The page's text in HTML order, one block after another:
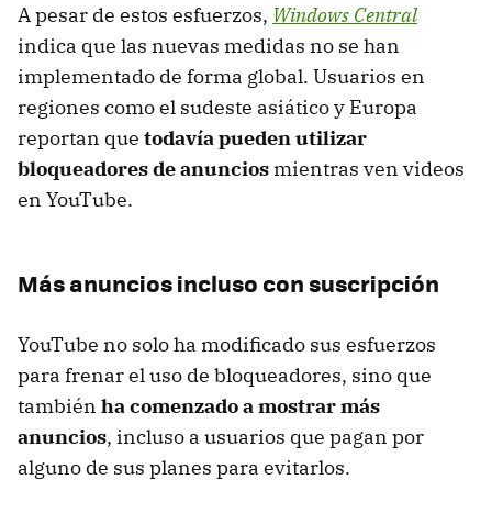
A pesar de estos esfuerzos, Windows Central
indica que las nuevas medidas no se han
implementado de forma global. Usuarios en
regiones como el sudeste asiático y Europa
reportan que todavía pueden utilizar
bloqueadores de anuncios mientras ven videos
en YouTube.
Más anuncios incluso con suscripción
YouTube no solo ha modificado sus esfuerzos
para frenar el uso de bloqueadores, sino que
también ha comenzado a mostrar más
anuncios, incluso a usuarios que pagan por
alguno de sus planes para evitarlos.